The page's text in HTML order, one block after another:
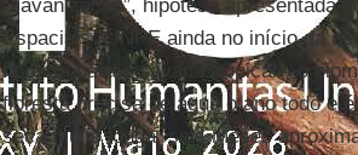
“savanização”, hipótese apresentada
Espaciais – INPE ainda no início da
floresta para a savana tropical—o
floresta precisa de água o ano todo e
seca muito longa, seis meses